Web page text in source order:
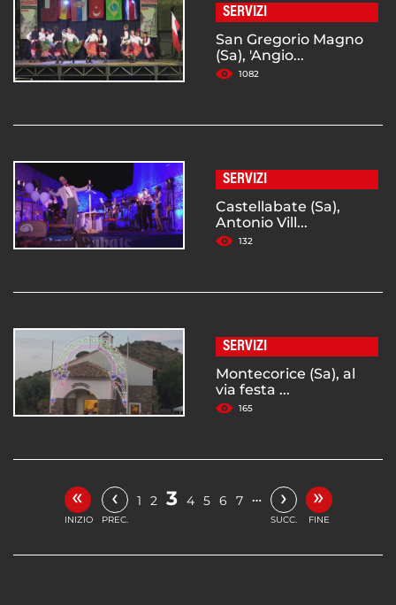
SERVIZI
San Gregorio Magno
(Sa), 'Angio...
1082
SERVIZI
Castellabate (Sa),
Antonio Vill...
132
SERVIZI
Montecorice (Sa), al
via festa ...
165
«
INIZIO
‹
PREC.
1 2 3 4 5 6 7 … ›
SUCC.
»
FINE